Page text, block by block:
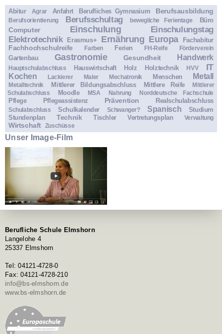
Abitur Agrar Anfahrt Berufliches Gymnasium Berufsausbildung
Berufsorientierung Berufsschultag bewegliche Ferientage Büro
Computer Einschulung
Einschulungstag
Elektrotechnik
Erasmus+ Ernährung Europa Fachabitur
Fachhochschulreife Farben Ferien FH-Reife Förderverein
Gartenbau Gastronomie Gesundheit Handwerk
Hauptschulabschluss Hauswirtschaft Holz Holztechnik HVV IT
Kochen Lackierer Maler Mechatronik Menschen Metall
Metalltechnik Mittlerer Bildungsabschluss Mittlere Reife
Mittlerer
Schulabschluss
Moodle MSA Nahrung Norddeutsche Fachschule
Pflege Pflegeassistenz Prävention Realschulabschluss
Schulabschluss Schulkalender Schwanger? Spanisch
Studium
Stundenplan
Technik Tischler Vertretungsplan Verwaltung
Wirtschaft Zuschüsse
Unser Image-Film
Berufliche Schule Elmshorn
Langelohe 4
25337 Elmshorn
Tel: 04121-4728-0
Fax: 04121-4728-210
info@bs-elmshorn.de
www.bs-elmshorn.de